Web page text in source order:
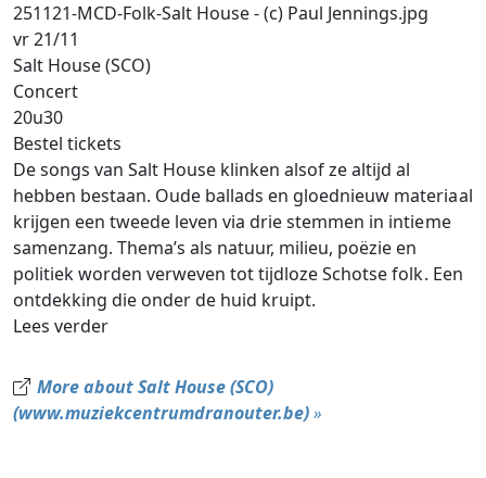
251121-MCD-Folk-Salt House - (c) Paul Jennings.jpg
vr 21/11
Salt House (SCO)
Concert
20u30
Bestel tickets
De songs van Salt House klinken alsof ze altijd al
hebben bestaan. Oude ballads en gloednieuw materiaal
krijgen een tweede leven via drie stemmen in intieme
samenzang. Thema’s als natuur, milieu, poëzie en
politiek worden verweven tot tijdloze Schotse folk. Een
ontdekking die onder de huid kruipt.
Lees verder
More about Salt House (SCO)
(www.muziekcentrumdranouter.be)»